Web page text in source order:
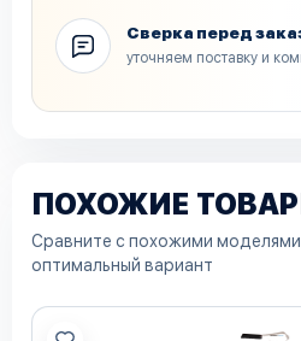
Сверка перед
уточняем поставку и
ПОХОЖИЕ
Сравните с похожими
оптимальный вариант